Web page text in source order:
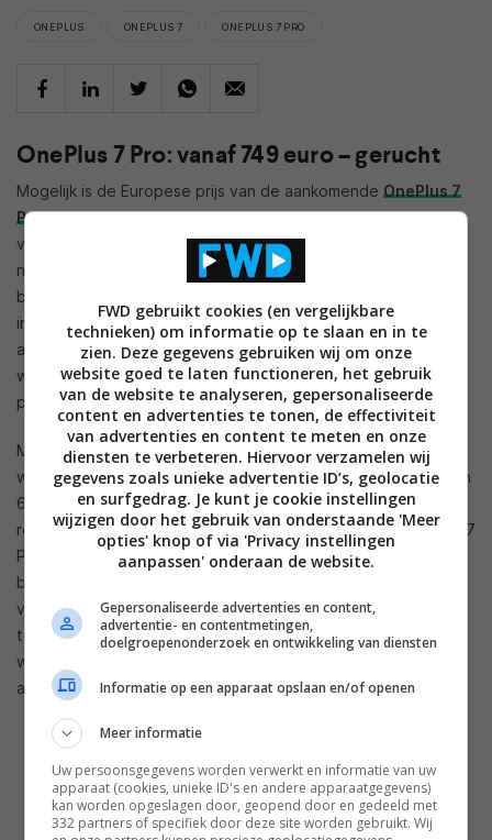
ONEPLUS ONEPLUS 7 ONEPLUS 7 PRO
OnePlus 7 Pro: vanaf 749 euro – gerucht
Mogelijk is de Europese prijs van de aankomende OnePlus 7
Proal gelekt. VolgensAndroid Centralen Ishan Argwal, die
vaker vroegtijdig informatie lekt, krijgt de Pro-versie van de
nieuwe OnePlus een prijs van minimaal 749 euro. Voor dat
bedrag krijg je 8 GB aan werkgeheugen en 256 GB aan
interne opslagruimte. Er komt ook een model aan met 12 GB
aan werkgeheugen en 256 GB aan interne opslagruimte, die
waarschijnlijk 819 euro gaat kosten. Uiteraard zijn deze
prijzen nog niet bevestigd door OnePlus.
Mogelijk komt er ook een basismodel aan met 6 GB aan
werkgeheugen 128 GB aan werkgeheugen, voor een prijs van
699 euro. Maar daar bestaat nog onenigheid over. Dat er
relatief meer betaald moet worden voor de nieuwe OnePlus 7
Pro, is helemaal niet zo vreemd. Eerder werd namelijk al
bevestigd dat het toestel een groot scherm krijgt met een
verversingssnelheid van 90 Hz. Het is nog even wachten
totdat de smartphone, samen met de reguliere OnePlus 7,
wordt aangekondigd:
aankondiging plaats.
GESCHREVEN DOOR
WESLEY AKKERMAN
FWD gebruikt cookies (en vergelijkbare
technieken) om informatie op te slaan en in te
zien. Deze gegevens gebruiken wij om onze
website goed te laten functioneren, het gebruik
van de website te analyseren, gepersonaliseerde
content en advertenties te tonen, de effectiviteit
van advertenties en content te meten en onze
diensten te verbeteren. Hiervoor verzamelen wij
gegevens zoals unieke advertentie ID’s, geolocatie
en surfgedrag. Je kunt je cookie instellingen
wijzigen door het gebruik van onderstaande 'Meer
opties' knop of via 'Privacy instellingen
aanpassen' onderaan de website.
Gepersonaliseerde advertenties en content,
advertentie- en contentmetingen,
doelgroepenonderzoek en ontwikkeling van diensten
Informatie op een apparaat opslaan en/of openen
Meer informatie
Uw persoonsgegevens worden verwerkt en informatie van uw
apparaat (cookies, unieke ID's en andere apparaatgegevens)
kan worden opgeslagen door, geopend door en gedeeld met
332 partners of specifiek door deze site worden gebruikt. Wij